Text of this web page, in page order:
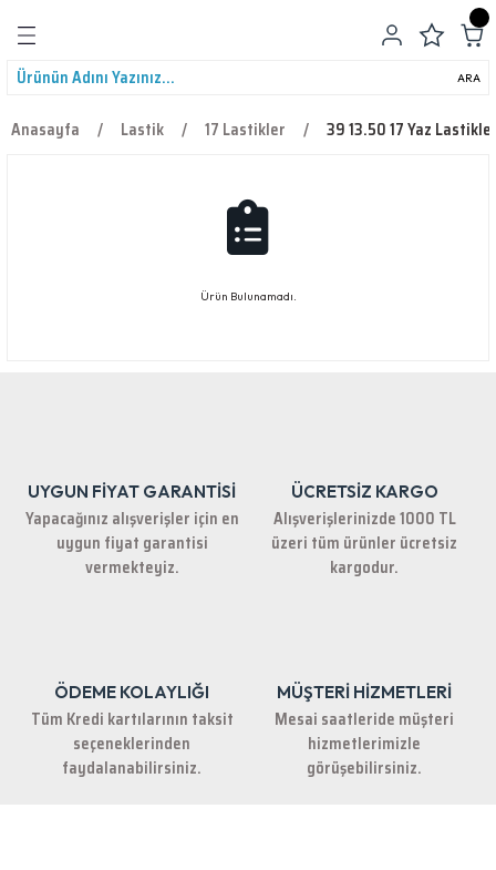
ARA
Anasayfa Lastik 17 Lastikler 39 13.50 17 Yaz
Ürün Bulunamadı.
UYGUN FİYAT GARANTİSİ
Yapacağınız alışverişler için en
uygun fiyat garantisi
vermekteyiz.
ÜCRETSİZ KARGO
Alışverişlerinizde 1000 TL
üzeri tüm ürünler ücretsiz
kargodur.
ÖDEME KOLAYLIĞI
Tüm Kredi kartılarının taksit
seçeneklerinden
faydalanabilirsiniz.
MÜŞTERİ HİZMETLERİ
Mesai saatleride müşteri
hizmetlerimizle
görüşebilirsiniz.